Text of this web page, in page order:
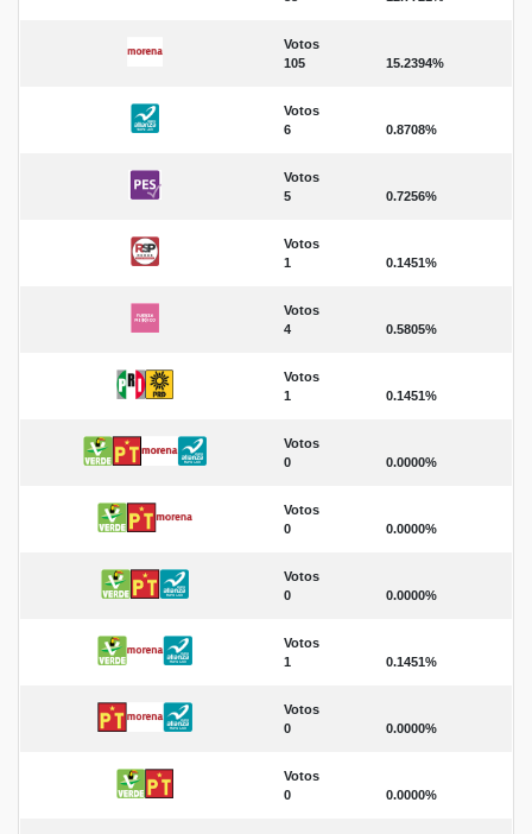
Votos
105
15.2394%
Votos
6
0.8708%
Votos
5
0.7256%
Votos
1
0.1451%
Votos
4
0.5805%
Votos
1
0.1451%
Votos
0
0.0000%
Votos
0
0.0000%
Votos
0
0.0000%
Votos
1
0.1451%
Votos
0
0.0000%
Votos
0
0.0000%